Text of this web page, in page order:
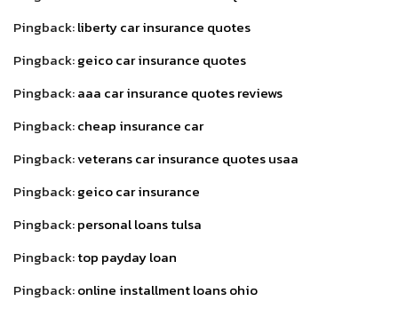
Pingback:liberty car insurance quotes
Pingback:geico car insurance quotes
Pingback:aaa car insurance quotes reviews
Pingback:cheap insurance car
Pingback:veterans car insurance quotes usaa
Pingback:geico car insurance
Pingback:personal loans tulsa
Pingback:top payday loan
Pingback:online installment loans ohio